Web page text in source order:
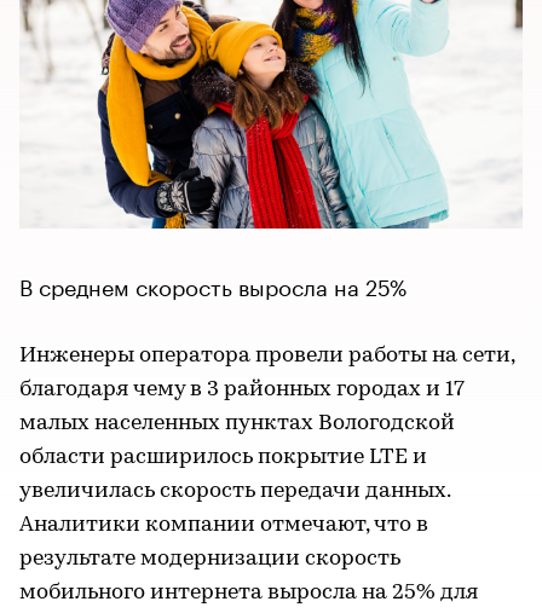
В среднем скорость выросла на 25%
Инженеры оператора провели работы на сети,
благодаря чему в 3 районных городах и 17
малых населенных пунктах Вологодской
области расширилось покрытие LTE и
увеличилась скорость передачи данных.
Аналитики компании отмечают, что в
результате модернизации скорость
мобильного интернета выросла на 25% для